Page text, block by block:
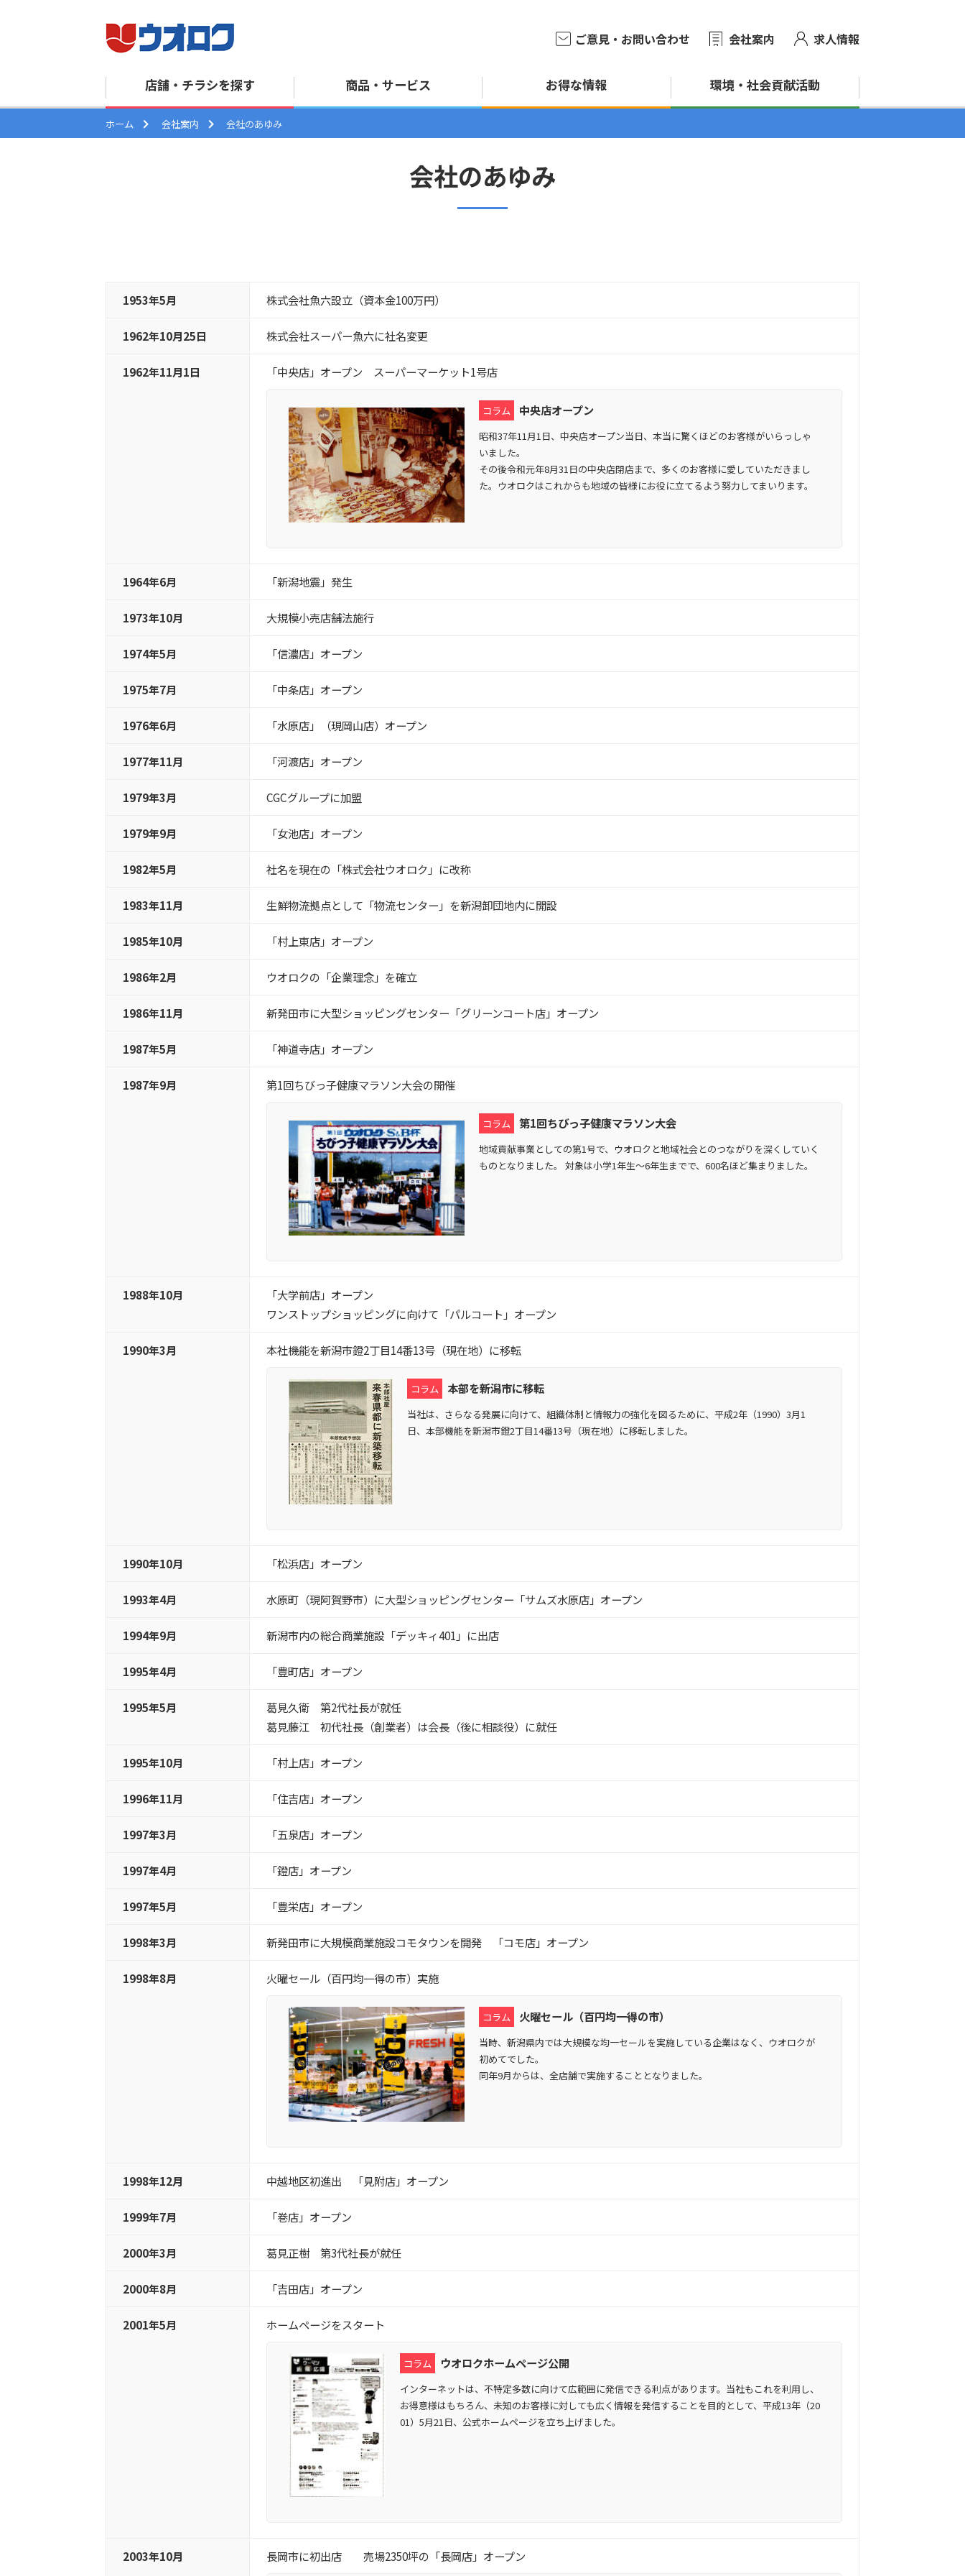
店舗・ チラシを探す 商品・ サービス お得な情報 環境・ 社会貢献活動
ご意見・ お問い合わせ 会社案内 求人情報
ホーム 会社案内 会社のあゆみ
会社のあゆみ
1953年5月 株式会社魚六設立（資本金100万円）
1962年10月25日 株式会社スーパー魚六に社名変更
1962年11月1日 「中央店」オープン スーパーマーケット1号店
コラム 中央店オープン
昭和37年11月1日、中央店オープン当日、本当に驚くほどのお客様がいらっしゃ
いました。
その後令和元年8月31日の中央店閉店まで、多くのお客様に愛していただきまし
た。ウオロクはこれからも地域の皆様にお役に立てるよう努力してまいります。
1964年6月 「新潟地震」発生
1973年10月 大規模小売店舗法施行
1974年5月 「信濃店」オープン
1975年7月 「中条店」オープン
1976年6月 「水原店」（現岡山店）オープン
1977年11月 「河渡店」オープン
1979年3月 CGCグループに加盟
1979年9月 「女池店」オープン
1982年5月 社名を現在の「株式会社ウオロク」に改称
1983年11月 生鮮物流拠点として「物流センター」を新潟卸団地内に開設
1985年10月 「村上東店」オープン
1986年2月 ウオロクの「企業理念」を確立
1986年11月 新発田市に大型ショッピングセンター「グリーンコート店」オープン
1987年5月 「神道寺店」オープン
1987年9月 第1回ちびっ子健康マラソン大会の開催
コラム 第1回ちびっ子健康マラソン大会
地域貢献事業としての第1号で、ウオロクと地域社会とのつながりを深くしていく
ものとなりました。 対象は小学1年生～6年生までで、600名ほど集まりました。
1988年10月
「大学前店」オープン
ワンストップショッピングに向けて「パルコート」オープン
1990年3月 本社機能を新潟市鐙2丁目14番13号（現在地）に移転
コラム 本部を新潟市に移転
当社は、さらなる発展に向けて、組織体制と情報力の強化を図るために、平成2年（1990）3月1
日、本部機能を新潟市鐙2丁目14番13号（現在地）に移転しました。
1990年10月 「松浜店」オープン
1993年4月 水原町（現阿賀野市）に大型ショッピングセンター「サムズ水原店」オープン
1994年9月 新潟市内の総合商業施設「デッキィ401」に出店
1995年4月 「豊町店」オープン
1995年5月
葛見久衛 第2代社長が就任
葛見藤江 初代社長（創業者）は会長（後に相談役）に就任
1995年10月 「村上店」オープン
1996年11月 「住吉店」オープン
1997年3月 「五泉店」オープン
1997年4月 「鐙店」オープン
1997年5月 「豊栄店」オープン
1998年3月 新発田市に大規模商業施設コモタウンを開発 「コモ店」オープン
1998年8月 火曜セール（百円均一得の市）実施
コラム 火曜セール（百円均一得の市）
当時、新潟県内では大規模な均一セールを実施している企業はなく、ウオロクが
初めてでした。
同年9月からは、全店舗で実施することとなりました。
1998年12月 中越地区初進出 「見附店」オープン
1999年7月 「巻店」オープン
2000年3月 葛見正樹 第3代社長が就任
2000年8月 「吉田店」オープン
2001年5月 ホームページをスタート
コラム ウオロクホームページ公開
インターネットは、不特定多数に向けて広範囲に発信できる利点があります。当社もこれを利用し、
お得意様はもちろん、未知のお客様に対しても広く情報を発信することを目的として、平成13年（20
01）5月21日、公式ホームページを立ち上げました。
2003年10月 長岡市に初出店 売場2350坪の「長岡店」オープン